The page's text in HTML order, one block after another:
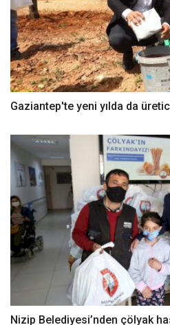
Gaziantep'te yeni yılda da
Nizip Belediyesi’nden çölyak